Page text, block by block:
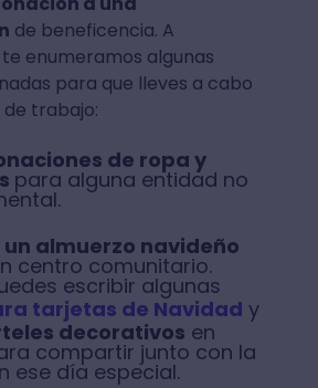
de beneficencia. A
enumeramos algunas
para que lleves a cabo
trabajo:
de ropa y
para alguna entidad no
almuerzo navideño
centro comunitario.
escribir algunas
tarjetas de Navidad y
decorativos en
compartir junto con la
ese día especial.